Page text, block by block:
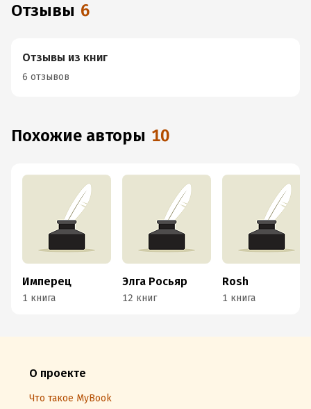
Отзывы 6
Отзывы из книг
6 отзывов
Похожие авторы 10
Имперец
1 книга
Элга Росьяр
12 книг
Rosh
1 книга
О проекте
Что такое MyBook